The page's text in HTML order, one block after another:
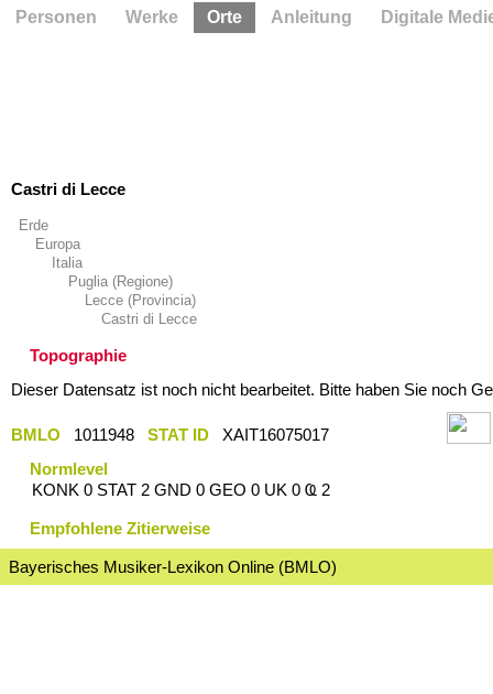
Castri di Lecce
Erde
Europa
Italia
Puglia (Regione)
Lecce (Provincia)
Castri di Lecce
Topographie
Dieser Datensatz ist noch nicht bearbeitet. Bitte haben Sie noch
BMLO 1011948 STAT ID
XAIT16075017
Normlevel
KONK 0 STAT 2 GND 0 GEO 0 UK 0 Ҩ 2
Empfohlene Zitierweise
Bayerisches Musiker-Lexikon Online (BMLO)
Personen Werke Orte Anleitung Digitale